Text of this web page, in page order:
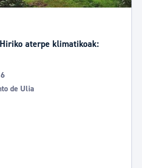
aterpe klimatikoak:
de Ulia